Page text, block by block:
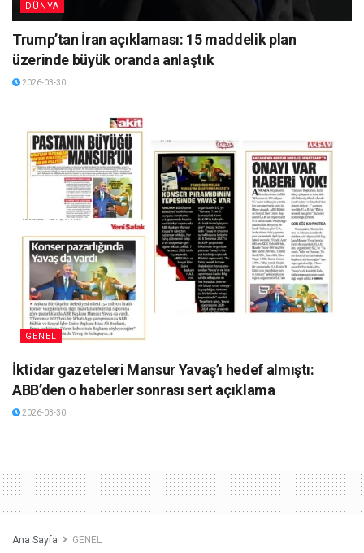
DÜNYA
Trump’tan İran açıklaması: 15 maddelik plan
üzerinde büyük oranda anlaştık
2026-03-30
GENEL
İktidar gazeteleri Mansur Yavaş’ı hedef almıştı:
ABB’den o haberler sonrası sert açıklama
2026-03-30
Ana Sayfa GENEL